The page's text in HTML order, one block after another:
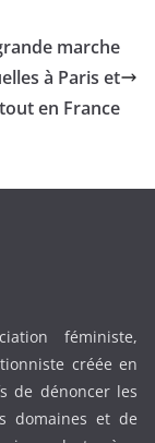
marche
à Paris et
en France
féministe,
créée en
de dénoncer les
domaines et de